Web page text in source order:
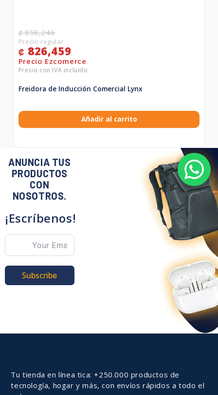
₡858,246
₡ 826,459
Freidora de Inducción Comercial Lynx
Añadir al carrito
ANUNCIA TUS
PRODUCTOS
CON
NOSOTROS.
¡Escríbenos!
Subscribe
Tu tienda en línea tica: +250.000 productos de
tecnología, hogar y más, con envíos rápidos a todo el